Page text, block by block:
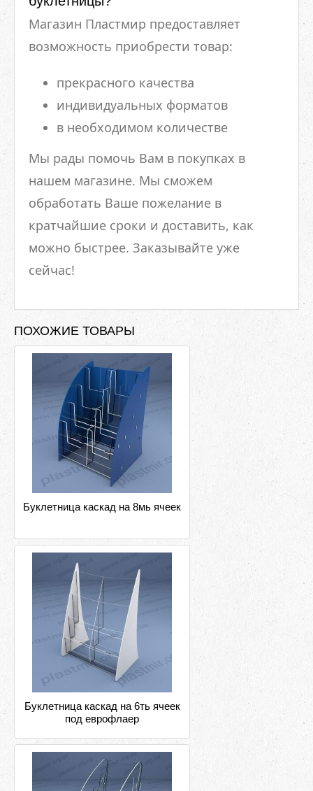
Магазин Пластмир предоставляет
возможность приобрести товар:
прекрасного качества
индивидуальных форматов
в необходимом количестве
Мы рады помочь Вам в покупках в
нашем магазине. Мы сможем
обработать Ваше пожелание в
кратчайшие сроки и доставить, как
можно быстрее. Заказывайте уже
сейчас!
ПОХОЖИЕ ТОВАРЫ
Буклетница каскад на 8мь ячеек
Буклетница каскад на 6ть ячеек
под еврофлаер